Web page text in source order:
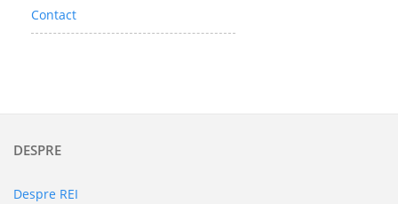
Contact
DESPRE
Despre REI